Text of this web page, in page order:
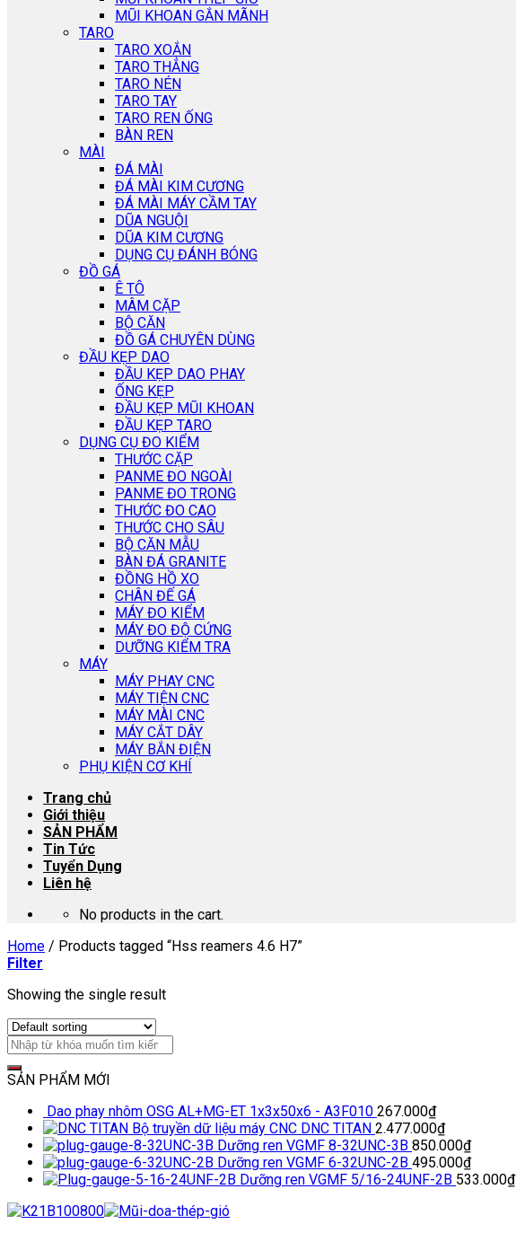
MŨI KHOAN GẮN MÃNH
TARO
TARO XOẮN
TARO THẲNG
TARO NÉN
TARO TAY
TARO REN ỐNG
BÀN REN
MÀI
ĐÁ MÀI
ĐÁ MÀI KIM CƯƠNG
ĐÁ MÀI MÁY CẦM TAY
DŨA NGUỘI
DŨA KIM CƯƠNG
DỤNG CỤ ĐÁNH BÓNG
ĐỒ GÁ
Ê TÔ
MÂM CẶP
BỘ CĂN
ĐỒ GÁ CHUYÊN DÙNG
ĐẦU KẸP DAO
ĐẦU KẸP DAO PHAY
ỐNG KẸP
ĐẦU KẸP MŨI KHOAN
ĐẦU KẸP TARO
DỤNG CỤ ĐO KIỂM
THƯỚC CẶP
PANME ĐO NGOÀI
PANME ĐO TRONG
THƯỚC ĐO CAO
THƯỚC CHO SÂU
BỘ CĂN MẪU
BÀN ĐÁ GRANITE
ĐỒNG HỒ XO
CHÂN ĐẾ GÁ
MÁY ĐO KIỂM
MÁY ĐO ĐỘ CỨNG
DƯỠNG KIỂM TRA
MÁY
MÁY PHAY CNC
MÁY TIỆN CNC
MÁY MÀI CNC
MÁY CẮT DÂY
MÁY BẮN ĐIỆN
PHỤ KIỆN CƠ KHÍ
Trang chủ
Giới thiệu
SẢN PHẨM
Tin Tức
Tuyển Dụng
Liên hệ
No products in the cart.
Home / Products tagged “Hss reamers 4.6 H7”
Filter
Showing the single result
SẢN PHẨM MỚI
Dao phay nhôm OSG AL+MG-ET 1x3x50x6 - A3F010 267.000₫
Bộ truyền dữ liệu máy CNC DNC TITAN 2.477.000₫
Dưỡng ren VGMF 8-32UNC-3B 850.000₫
Dưỡng ren VGMF 6-32UNC-2B 495.000₫
Dưỡng ren VGMF 5/16-24UNF-2B 533.000₫